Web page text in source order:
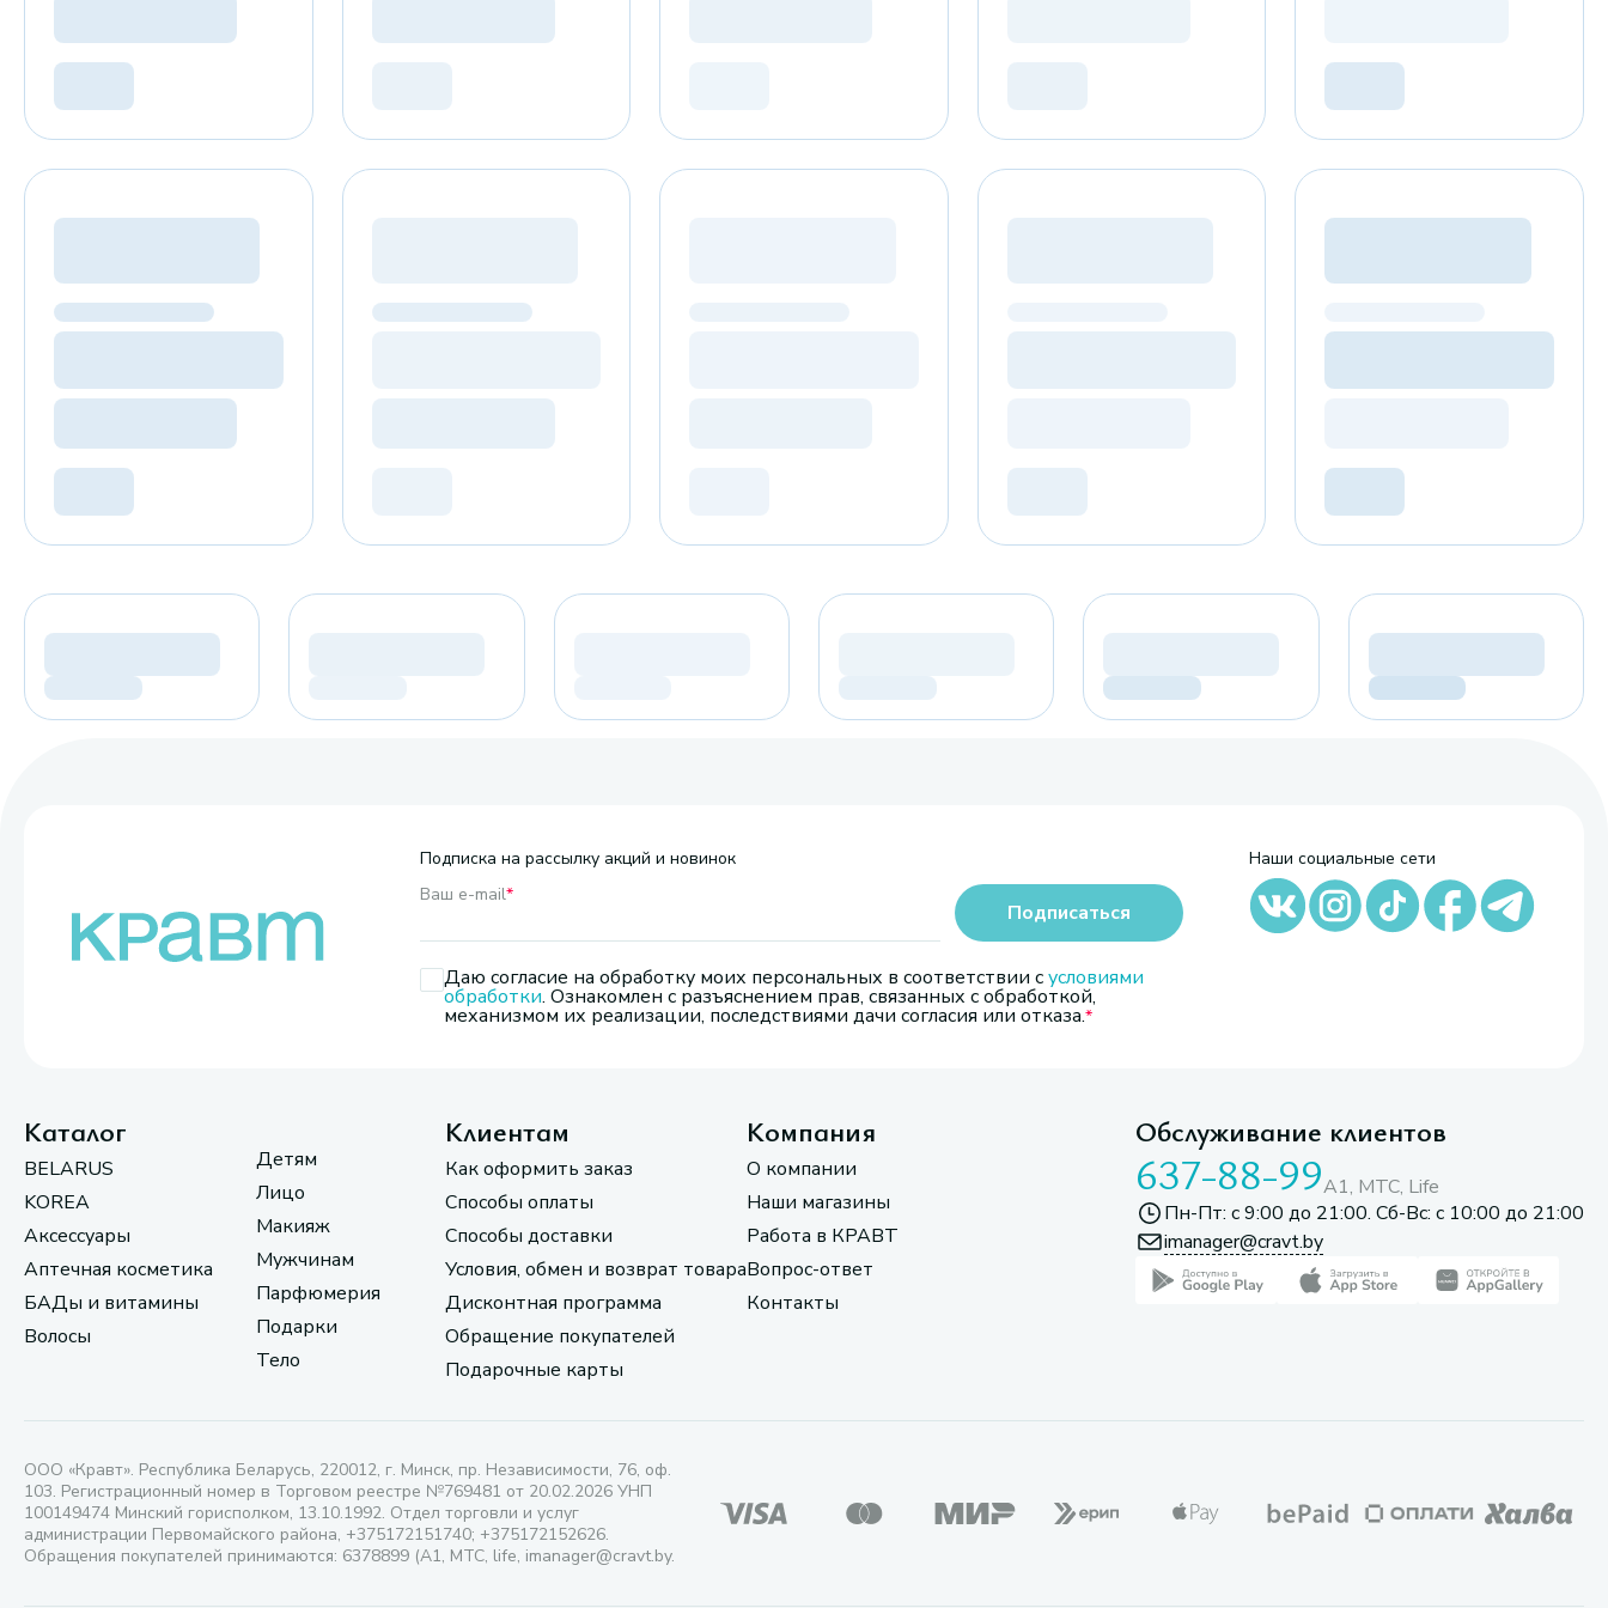
Подписка на рассылку акций и новинок
Ваш e-mail*
Даю согласие на обработку моих персональных в соответствии сусловиями
обработки. Ознакомлен с разъяснением прав, связанных с обработкой,
механизмом их реализации, последствиями дачи согласия или отказа.
Подписаться
Наши социальные сети
Каталог
BELARUS
KOREA
Аксессуары
Аптечная косметика
БАДы и витамины
Волосы
Детям
Лицо
Макияж
Мужчинам
Парфюмерия
Подарки
Тело
Клиентам
Как оформить заказ
Способы оплаты
Способы доставки
Условия, обмен и возврат товара
Дисконтная программа
Обращение покупателей
Подарочные карты
Компания
О компании
Наши магазины
Работа в КРАВТ
Вопрос-ответ
Контакты
Обслуживание клиентов
637-88-99A1, МТС, Life
Пн-Пт: с 9:00 до 21:00. Сб-Вс: с 10:00 до 21:00
imanager@cravt.by
ООО «Кравт». Республика Беларусь, 220012, г. Минск, пр. Независимости, 76, оф.
103. Регистрационный номер в Торговом реестре №769481 от 20.02.2026 УНП
100149474 Минский горисполком, 13.10.1992. Отдел торговли и услуг
администрации Первомайского района, +375172151740; +375172152626.
Обращения покупателей принимаются: 6378899 (А1, МТС, life, imanager@cravt.by.